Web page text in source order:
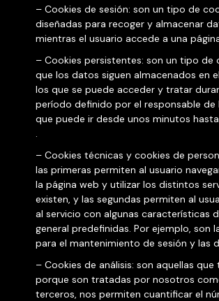
– Cookies de sesión: son un tipo de
diseñadas para recoger y almacenar
mientras el usuario accede a una
– Cookies persistentes: son un tipo de
que los datos siguen almacenados en
los que se puede acceder y tratar
período definido por el responsable de
que puede ir desde unos minutos
.
– Cookies técnicas y cookies de
las primeras permiten al usuario
la página web y utilizar los distintos
existen, y las segundas permiten al
al servicio con algunas características
general predefinidas. Por ejemplo, son
para el mantenimiento de sesión y las
– Cookies de análisis: son aquellas que
porque son tratadas por nosotros
terceros, nos permiten cuantificar el